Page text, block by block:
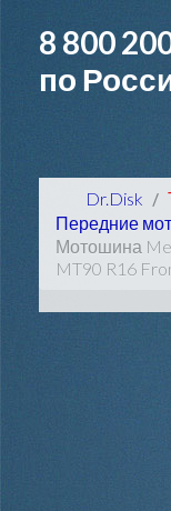
8 800
по
Dr.Disk
Передние
Мотошина
MT90 R16